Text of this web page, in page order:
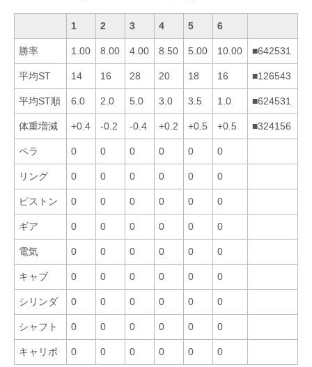
1 2 3 4 5 6
勝率 1.00 8.00 4.00 8.50 5.00 10.00 ■642531
平均ST 14 16 28 20 18 16 ■126543
平均ST順 6.0 2.0 5.0 3.0 3.5 1.0 ■624531
体重増減 +0.4 -0.2 -0.4 +0.2 +0.5 +0.5 ■324156
ペラ 0 0 0 0 0 0
リング 0 0 0 0 0 0
ピストン 0 0 0 0 0 0
ギア 0 0 0 0 0 0
電気 0 0 0 0 0 0
キャブ 0 0 0 0 0 0
シリンダ 0 0 0 0 0 0
シャフト 0 0 0 0 0 0
キャリボ 0 0 0 0 0 0